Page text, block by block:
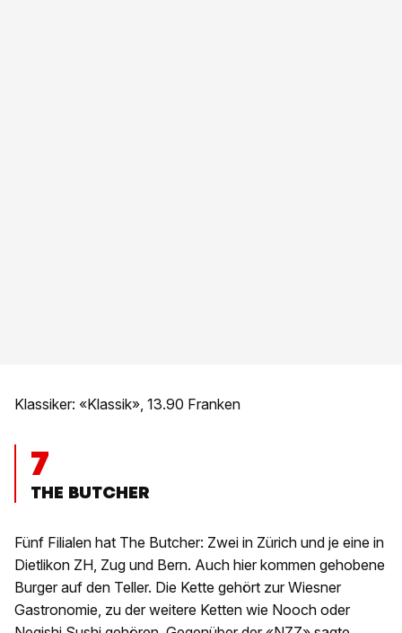
Klassiker: «Klassik», 13.90 Franken
7
THE BUTCHER
Fünf Filialen hat The Butcher: Zwei in Zürich und je eine in
Dietlikon ZH, Zug und Bern. Auch hier kommen gehobene
Burger auf den Teller. Die Kette gehört zur Wiesner
Gastronomie, zu der weitere Ketten wie Nooch oder